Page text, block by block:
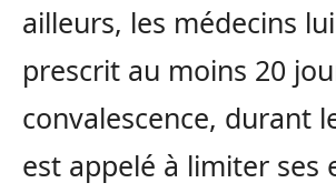
ailleurs, les médecins
prescrit au moins 20
convalescence, durant
est appelé à limiter ses